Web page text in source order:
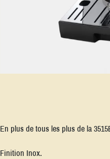
En plus de tous les plus de la
Finition Inox.